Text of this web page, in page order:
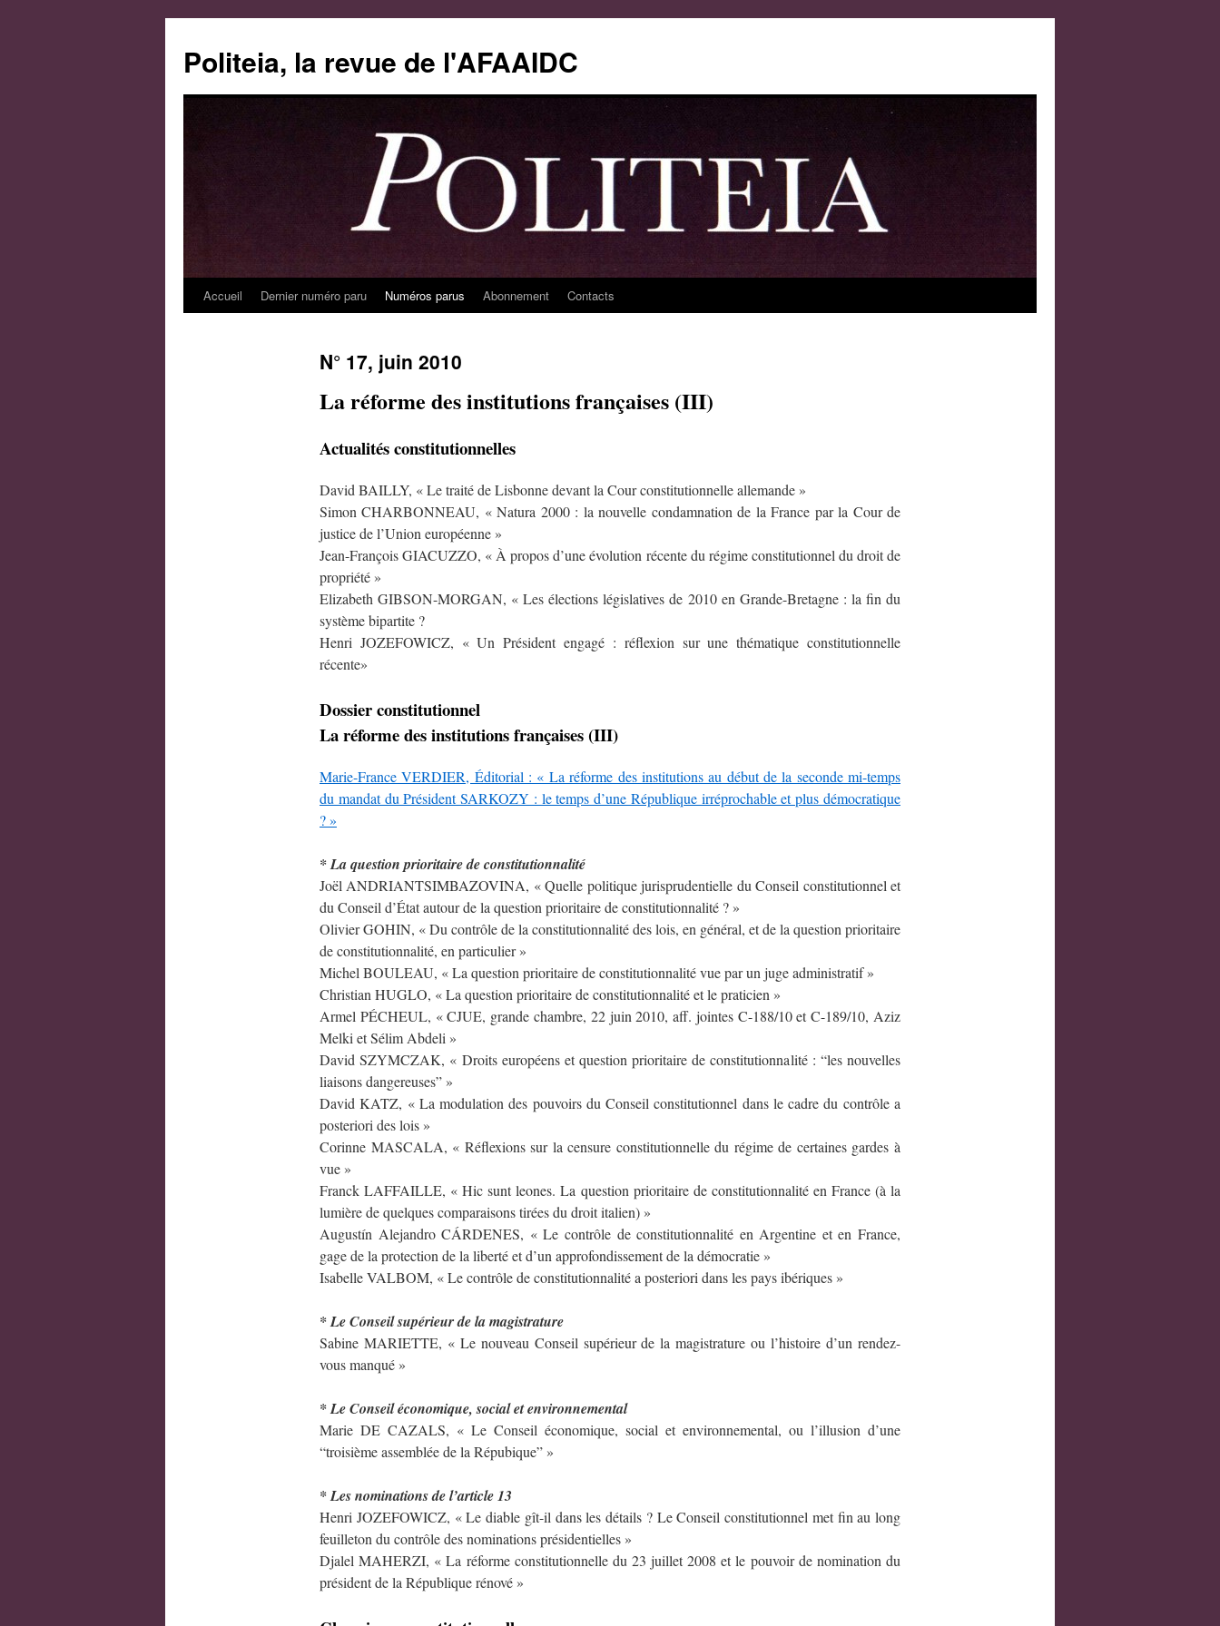
contenu
Politeia, la revue de l'AFAAIDC
Accueil Dernier numéro paru Numéros parus Abonnement Contacts
N° 17, juin 2010
La réforme des institutions françaises (III)
Actualités constitutionnelles
David BAILLY, « Le traité de Lisbonne devant la Cour constitutionnelle allemande »
Simon CHARBONNEAU, « Natura 2000 : la nouvelle condamnation de la France par la Cour de
justice de l’Union européenne »
Jean-François GIACUZZO, « À propos d’une évolution récente du régime constitutionnel du droit de
propriété »
Elizabeth GIBSON-MORGAN, « Les élections législatives de 2010 en Grande-Bretagne : la fin du
système bipartite ?
Henri JOZEFOWICZ, « Un Président engagé : réflexion sur une thématique constitutionnelle
récente»
Dossier constitutionnel
La réforme des institutions françaises (III)
Marie-France VERDIER, Éditorial : « La réforme des institutions au début de la seconde mi-temps
du mandat du Président SARKOZY : le temps d’une République irréprochable et plus démocratique
? »
* La question prioritaire de constitutionnalité
Joël ANDRIANTSIMBAZOVINA, « Quelle politique jurisprudentielle du Conseil constitutionnel et
du Conseil d’État autour de la question prioritaire de constitutionnalité ? »
Olivier GOHIN, « Du contrôle de la constitutionnalité des lois, en général, et de la question prioritaire
de constitutionnalité, en particulier »
Michel BOULEAU, « La question prioritaire de constitutionnalité vue par un juge administratif »
Christian HUGLO, « La question prioritaire de constitutionnalité et le praticien »
Armel PÉCHEUL, « CJUE, grande chambre, 22 juin 2010, aff. jointes C-188/10 et C-189/10, Aziz
Melki et Sélim Abdeli »
David SZYMCZAK, « Droits européens et question prioritaire de constitutionnalité : “les nouvelles
liaisons dangereuses” »
David KATZ, « La modulation des pouvoirs du Conseil constitutionnel dans le cadre du contrôle a
posteriori des lois »
Corinne MASCALA, « Réflexions sur la censure constitutionnelle du régime de certaines gardes à
vue »
Franck LAFFAILLE, « Hic sunt leones. La question prioritaire de constitutionnalité en France (à la
lumière de quelques comparaisons tirées du droit italien) »
Augustín Alejandro CÁRDENES, « Le contrôle de constitutionnalité en Argentine et en France,
gage de la protection de la liberté et d’un approfondissement de la démocratie »
Isabelle VALBOM, « Le contrôle de constitutionnalité a posteriori dans les pays ibériques »
* Le Conseil supérieur de la magistrature
Sabine MARIETTE, « Le nouveau Conseil supérieur de la magistrature ou l’histoire d’un rendez-
vous manqué »
* Le Conseil économique, social et environnemental
Marie DE CAZALS, « Le Conseil économique, social et environnemental, ou l’illusion d’une
“troisième assemblée de la Répubique” »
* Les nominations de l’article 13
Henri JOZEFOWICZ, « Le diable gît-il dans les détails ? Le Conseil constitutionnel met fin au long
feuilleton du contrôle des nominations présidentielles »
Djalel MAHERZI, « La réforme constitutionnelle du 23 juillet 2008 et le pouvoir de nomination du
président de la République rénové »